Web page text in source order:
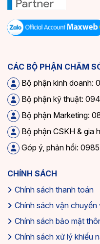
CÁC BỘ PHẬN CHĂM
Bộ phận kinh doanh:
Bộ phận kỹ thuật:
Bộ phận Marketing:
Bộ phận CSKH & gia
Góp ý, phản hồi:
CHÍNH SÁCH
Chính sách thanh toán
Chính sách vận chuyển
Chính sách bảo mật
Chính sách xử lý khiếu